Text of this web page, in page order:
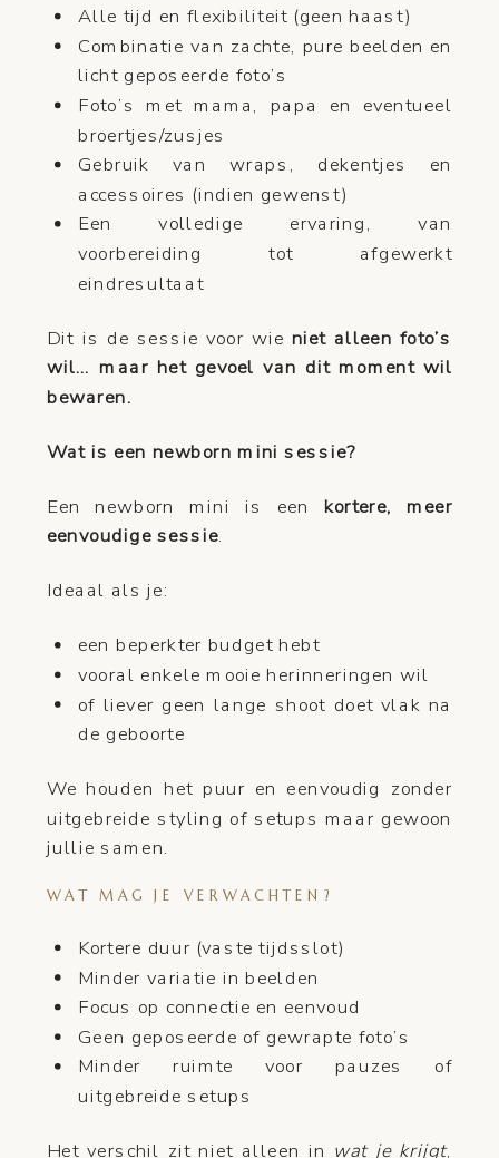
Alle tijd en flexibiliteit (geen haast)
Combinatie van zachte, pure beelden en
licht geposeerde foto’s
Foto’s met mama, papa en eventueel
broertjes/zusjes
Gebruik van wraps, dekentjes en
accessoires (indien gewenst)
Een volledige ervaring, van
voorbereiding tot afgewerkt
eindresultaat
Dit is de sessie voor wie niet alleen foto’s
wil… maar het gevoel van dit moment wil
bewaren.
Wat is een newborn mini sessie?
Een newborn mini is een kortere, meer
eenvoudige sessie.
Ideaal als je:
een beperkter budget hebt
vooral enkele mooie herinneringen wil
of liever geen lange shoot doet vlak na
de geboorte
We houden het puur en eenvoudig zonder
uitgebreide styling of setups maar gewoon
jullie samen.
WAT MAG JE VERWACHTEN?
Kortere duur (vaste tijdsslot)
Minder variatie in beelden
Focus op connectie en eenvoud
Geen geposeerde of gewrapte foto’s
Minder ruimte voor pauzes of
uitgebreide setups
Het verschil zit niet alleen in wat je krijgt,